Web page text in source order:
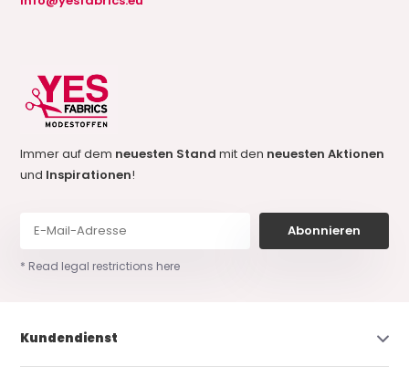
Immer auf dem neuesten Standmit den neuesten Aktionen
und Inspirationen!
Abonnieren
* Read legal restrictions here
Kundendienst